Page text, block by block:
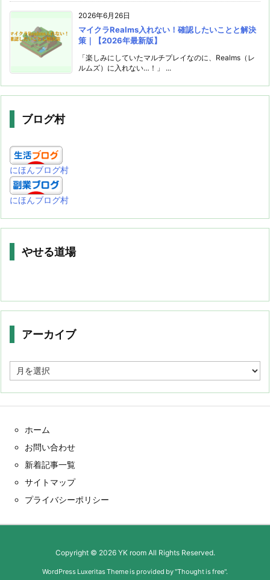
2026年6月26日
マイクラRealms入れない！確認したいことと解決
策｜【2026年最新版】
「楽しみにしていたマルチプレイなのに、Realms（レ
ルムズ）に入れない…！」 ...
ブログ村
にほんブログ村
にほんブログ村
やせる道場
アーカイブ
ー
ホーム
お問い合わせ
新着記事一覧
サイトマップ
プライバシーポリシー
Copyright © 2026 YK roomAll Rights Reserved.
WordPress Luxeritas Theme is provided by "Thought is free".